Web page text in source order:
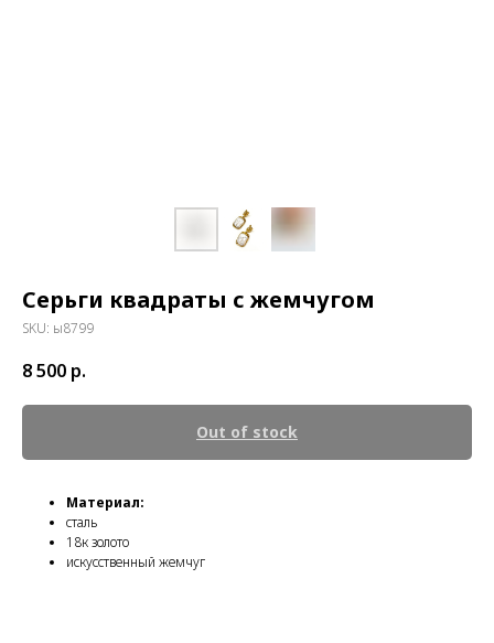
Серьги квадраты с жемчугом
SKU: ы8799
8 500 р.
Out of stock
Материал:
сталь
18к золото
искусственный жемчуг